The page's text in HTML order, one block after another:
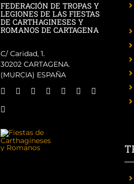
FEDERACIÓN DE TROPAS Y
LEGIONES DE LAS FIESTAS
DE CARTHAGINESES Y
ROMANOS DE CARTAGENA
C/ Caridad, 1.
30202 CARTAGENA.
(MURCIA) ESPAÑA